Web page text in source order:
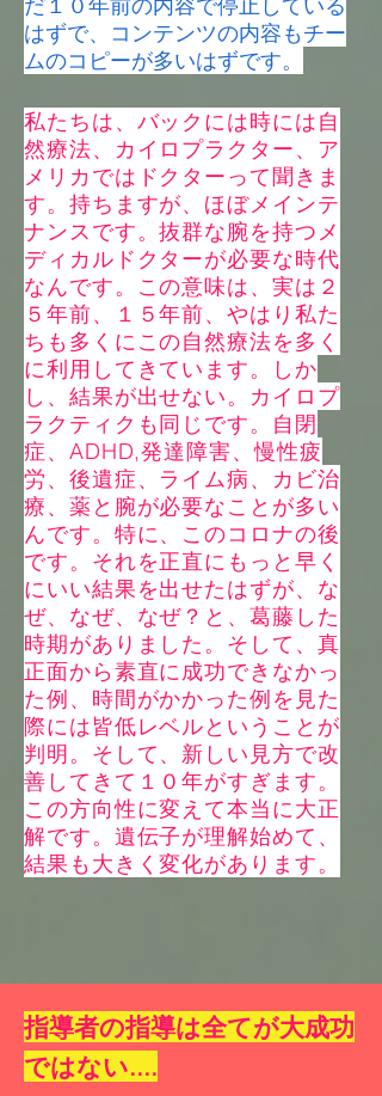
はずで、コンテンツの内容もチー
ムのコピーが多いはずです。
私たちは、バックには時には自
然療法、カイロプラクター、ア
メリカではドクターって聞きま
す。持ちますが、ほぼメインテ
ナンスです。抜群な腕を持つメ
ディカルドクターが必要な時代
なんです。この意味は、実は２
５年前、１５年前、やはり私た
ちも多くにこの自然療法を多く
に利用してきています。しか
し、結果が出せない。カイロプ
ラクティクも同じです。自閉
症、ADHD,発達障害、慢性疲
労、後遺症、ライム病、カビ治
療、薬と腕が必要なことが多い
んです。特に、このコロナの後
です。それを正直にもっと早く
にいい結果を出せたはずが、な
ぜ、なぜ、なぜ？と、葛藤した
時期がありました。そして、真
正面から素直に成功できなかっ
た例、時間がかかった例を見た
際には皆低レベルということが
判明。そして、新しい見方で改
善してきて１０年がすぎます。
この方向性に変えて本当に大正
解です。遺伝子が理解始めて、
結果も大きく変化があります。
指導者の指導は全てが大成功
ではない....